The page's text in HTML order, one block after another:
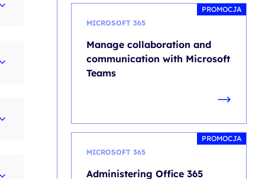
PROMOCJA
MICROSOFT 365
Manage collaboration and
communication with Microsoft
Teams
PROMOCJA
MICROSOFT 365
Administering Office 365